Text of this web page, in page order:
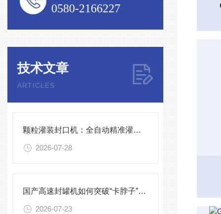
0580-2166227
技术文章
ARTICLES
颗粒灌装封口机：全自动精准灌装，助力食品化工高效生产
2026-07-28
国产高速封罐机如何突破“卡脖子”技术
2026-07-23